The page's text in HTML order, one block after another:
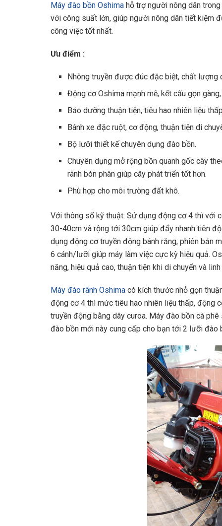
Máy đào bồn Oshima hỗ trợ người nông dân
với công suất lớn, giúp người nông dân tiết kiệm
công việc tốt nhất.
Ưu điểm :
Nhông truyền được đúc đặc biệt, chất lượng
Động cơ Oshima mạnh mẽ, kết cấu gọn
Bảo dưỡng thuận tiện, tiêu hao nhiên liệu
Bánh xe đặc ruột, cơ động, thuận tiện di
Bộ lưỡi thiết kế chuyên dụng đào bồn.
Chuyên dụng mở rộng bồn quanh gốc cây
rãnh bón phân giúp cây phát triển tốt hơn.
Phù hợp cho môi trường đất khô.
Với thông số kỹ thuật: Sử dụng động cơ 4 thì với
30-40cm và rộng tới 30cm giúp đẩy nhanh tiên
dụng động cơ truyền động bánh răng, phiên bản
6 cánh/lưỡi giúp máy làm việc cực kỳ hiệu quả.
năng, hiệu quả cao, thuận tiện khi di chuyển và
Máy đào rãnh Oshima có kích thước nhỏ gọn
động cơ 4 thì mức tiêu hao nhiên liệu thấp, động
truyền động bằng dây curoa. Máy đào bồn cà
đào bồn mới này cung cấp cho bạn tới 2 lưỡi